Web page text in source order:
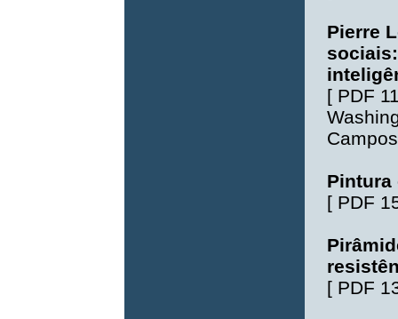
Pierre
[ PDF
Campos
Pintura
[ PDF
[ PDF